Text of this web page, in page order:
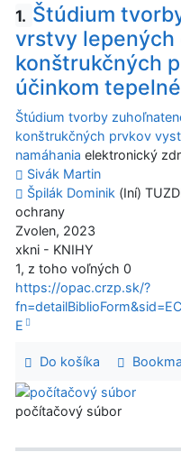
1. Štúdium
vrstvy lepených
konštrukčných
účinkom
Štúdium tvorby
konštrukčných prvkov
namáhania elektronický
Sivák Martin
Špilák Dominik (Iní)
ochrany
Zvolen, 2023
xkni - KNIHY
1, z toho voľných 0
https://opac.crzp.sk/?
E
Do košíka
počítačový súbor